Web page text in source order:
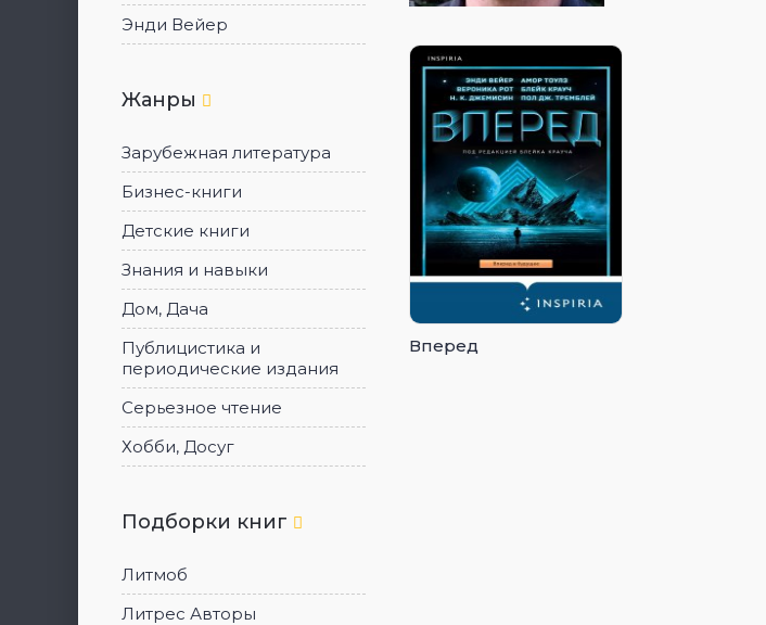
Энди Вейер
Жанры
Зарубежная литература
Бизнес-книги
Детские книги
Знания и навыки
Дом, Дача
Публицистика и
периодические издания
Серьезное чтение
Хобби, Досуг
Подборки книг
Литмоб
Литрес Авторы
Вперед